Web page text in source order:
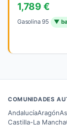
1,789 €
Gasolina 95 ▼
COMUNIDADES
AndalucíaAragón
Castilla-La Mancha